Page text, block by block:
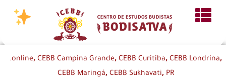
.online, CEBB Campina Grande, CEBB Curitiba, CEBB Londrina,
CEBB Maringá, CEBB Sukhavati, PR